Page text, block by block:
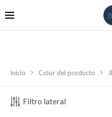
Inicio Color del producto
Filtro lateral